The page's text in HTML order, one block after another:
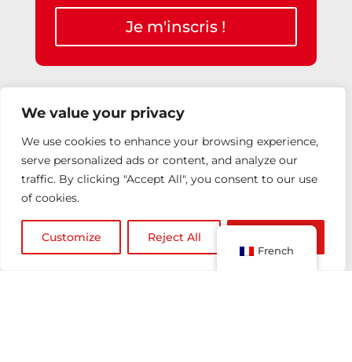
We value your privacy
We use cookies to enhance your browsing experience,
serve personalized ads or content, and analyze our
traffic. By clicking "Accept All", you consent to our use
of cookies.
Customize Reject All
Je m'inscris !
GooglePrivacy Policyand
Notre adresse
75007, Paris-France
Nous contacter
French